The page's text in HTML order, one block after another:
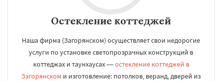
Остекление коттеджей
Наша фирма (Загорянском) осуществляет свои недорогие
услуги по установке светопрозрачных конструкций в
коттеджах и таунхаусах —остекление коттеджей в
Загорянском и изготовление: потолков, веранд, дверей из